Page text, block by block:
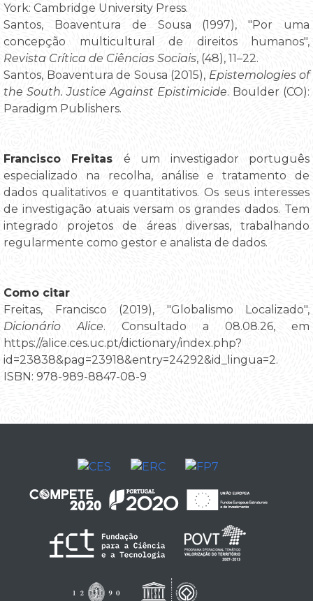
York: Cambridge University Press.
Santos, Boaventura de Sousa (1997), "Por uma
concepção multicultural de direitos humanos",
Revista Crítica de Ciências Sociais, (48), 11–22.
Santos, Boaventura de Sousa (2015), Epistemologies of
the South. Justice Against Epistimicide. Boulder (CO):
Paradigm Publishers.
Francisco Freitas é um investigador português
especializado na recolha, análise e tratamento de
dados qualitativos e quantitativos. Os seus interesses
de investigação atuais versam os grandes dados. Tem
integrado projetos de áreas diversas, trabalhando
regularmente como gestor e analista de dados.
Como citar
Freitas, Francisco (2019), "Globalismo Localizado",
Dicionário Alice. Consultado a 08.08.26, em
https://alice.ces.uc.pt/dictionary/index.php?
id=23838&pag=23918&entry=24292&id_lingua=2.
ISBN: 978-989-8847-08-9